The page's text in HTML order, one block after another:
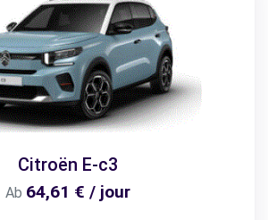
Citroën E-c3
Ab 64,61 € / jour